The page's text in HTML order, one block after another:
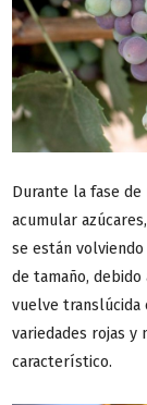
Durante la fase de
acumular
se están
de tamaño,
vuelve translúcida
variedades rojas y
característico.